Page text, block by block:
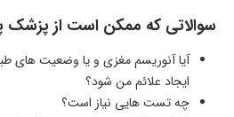
سوالاتی که ممکن است از پزشک
آیا آنوریسم مغزی و یا وضعیت
ایجاد علائم من شود؟
چه تست هایی نیاز است؟